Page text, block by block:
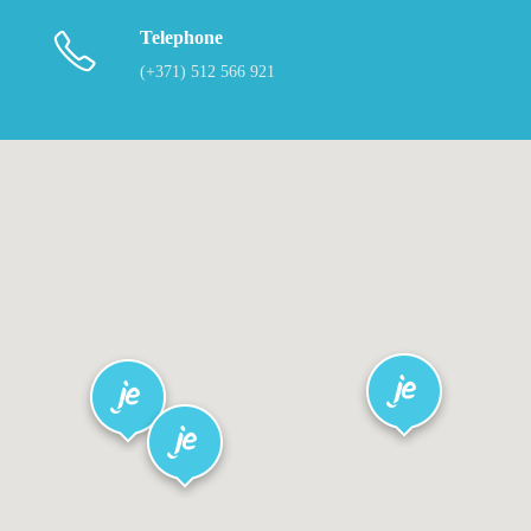
Telephone
(+371) 512 566 921